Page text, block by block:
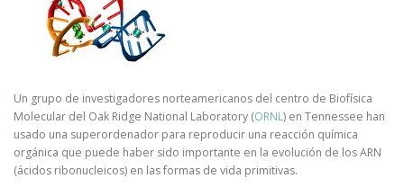
Un grupo de investigadores norteamericanos del centro de Biofísica
Molecular del Oak Ridge National Laboratory (ORNL) en Tennessee han
usado una superordenador para reproducir una reacción química
orgánica que puede haber sido importante en la evolución de los ARN
(ácidos ribonucleicos) en las formas de vida primitivas.